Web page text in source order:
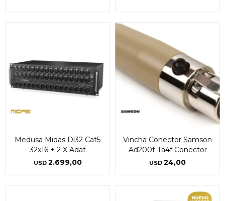
Medusa Midas Dl32 Cat5
32x16 + 2 X Adat
USD 2.699,00
Vincha Conector Samson
Ad200t Ta4f Conector
USD 24,00